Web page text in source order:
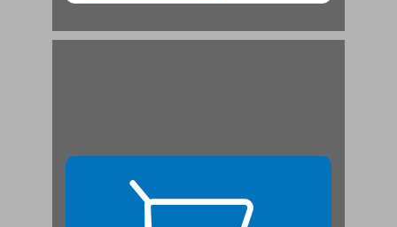
חלק שני ... 24